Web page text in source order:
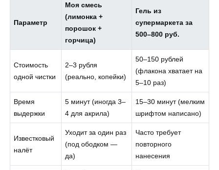
Параметр
Моя смесь
(лимонка +
порошок +
горчица)
Гель из
супермаркета за
500–800 руб.
Стоимость
одной чистки
2–3 рубля
(реально, копейки)
50–150 рублей
(флакона хватает на
5–10 раз)
Время
выдержки
5 минут (иногда 3–
4 для акрила)
15–30 минут (мелким
шрифтом написано)
Известковый
налёт
Уходит за один раз
(под ободком —
да)
Часто требует
повторного
нанесения